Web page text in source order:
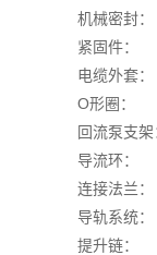
机械密
紧固件
电缆外
O形圈
回流泵
导流环
连接法
导轨系
提升链